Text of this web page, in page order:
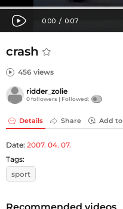
crash
456 views
ridder_zolie
0 followers | Followed:
Details Share Add to
Date: 2007. 04. 07.
Tags:
sport